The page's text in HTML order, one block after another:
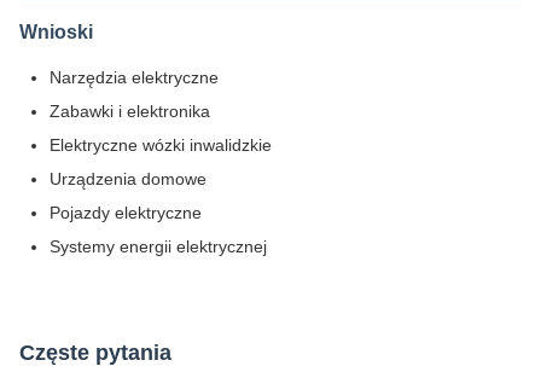
Wnioski
Narzędzia elektryczne
Zabawki i elektronika
Elektryczne wózki inwalidzkie
Urządzenia domowe
Pojazdy elektryczne
Systemy energii elektrycznej
Częste pytania